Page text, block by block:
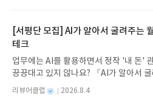
신에 가을부터 겨울 찬바람에도 붉게 빛
나뭇잎에 대해 복을 불러왔다고 표현하는
이 간다. 모란이 되어나의 꿈은모란
라한 존재지만언젠가 모란이 되어화려한
부 근대 이후 식물이 무시당해온 역사를
잎을 주제로, 3부 뿌리의 문제, 4부 꽃에
거쳐, 5부 대학 공동체와 전문화된 학문
성과 한계를 지적하며’, 기존의 철학이 세
로 인식하기 위해서는 식물의 삶을 모델
형이상학 같이, 경계 없이 상호 침투하고
성해주세요! 먼저 작성한 리뷰를 올려주
률이 올라갑니다!! ※ 신청 전, 꼭 확인해
락' 개설 후, 이 글의 댓글로 신청해주세
S블로그는 '사락'으로 개편되어 별도로
빛 예스24 바로가기 닫기모집인원 : 20
2026.08.03 ~ 2026.08.07발표일자 :
처 업데이트 : 신청 전 상품 받으실 주소/
데이트 해주세요! (선정 후 수정 불가)▶
방법 : 기대평 댓글을 작성해주세요! 먼저
[서평단 모집] AI가 알아서 굴려주는
테크
업무에는 AI를 활용하면서 정작 '내 돈'
끙끙대고 있지 않나요? 『AI가 알아서
쟁이 재테크』는 챗GPT·클로드·제미나
별
리뷰어클럽 2026.8.4